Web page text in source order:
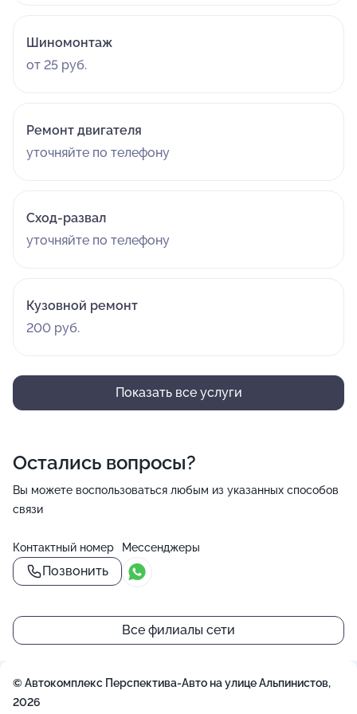
Шиномонтаж
от 25 руб.
Ремонт двигателя
уточняйте по телефону
Сход-развал
уточняйте по телефону
Кузовной ремонт
200 руб.
Показать все услуги
Остались вопросы?
Вы можете воспользоваться любым из указанных способов
связи
Контактный номер
Позвонить
Мессенджеры
``
−
Все филиалы сети
© Автокомплекс Перспектива-Авто на улице Альпинистов,
2026